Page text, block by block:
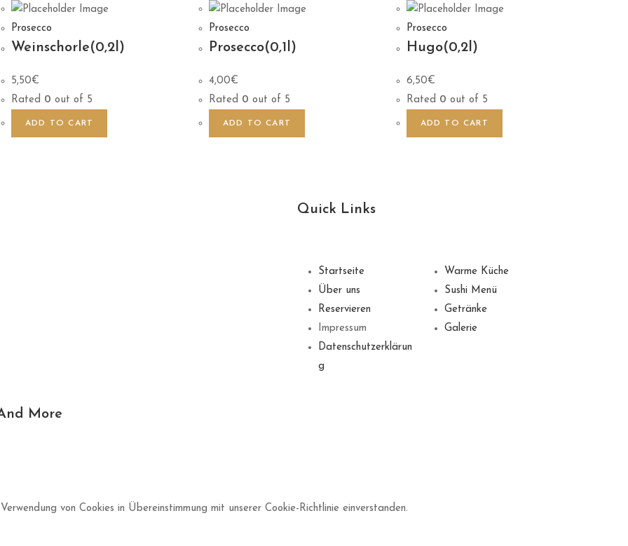
Prosecco
Weinschorle(0,2l)
5,50€
Rated 0 out of 5
ADD TO CART
Prosecco
Prosecco(0,1l)
4,00€
Rated 0 out of 5
ADD TO CART
Prosecco
Hugo(0,2l)
6,50€
Rated 0 out of 5
ADD TO CART
Quick Links
Startseite
Über uns
Reservieren
Impressum
Datenschutzerklärun
g
Warme Küche
Sushi Menü
Getränke
Galerie
More
von Cookies in Übereinstimmung mit unserer Cookie-Richtlinie einverstanden.